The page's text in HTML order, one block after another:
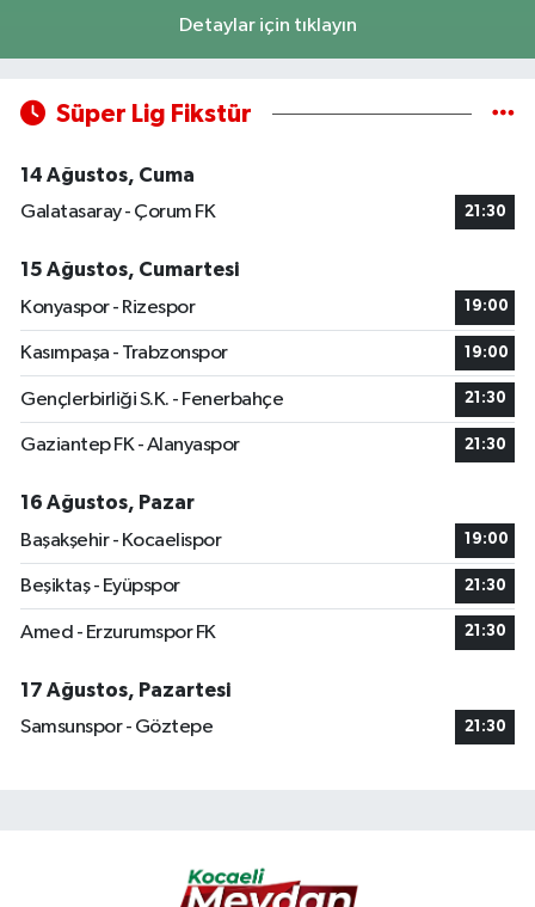
Detaylar için tıklayın
Süper Lig Fikstür
14 Ağustos, Cuma
Galatasaray - Çorum FK
21:30
15 Ağustos, Cumartesi
Konyaspor - Rizespor
19:00
Kasımpaşa - Trabzonspor 19:00
Gençlerbirliği S.K. - Fenerbahçe 21:30
Gaziantep FK - Alanyaspor 21:30
16 Ağustos, Pazar
Başakşehir - Kocaelispor
19:00
Beşiktaş - Eyüpspor 21:30
Amed - Erzurumspor FK 21:30
17 Ağustos, Pazartesi
Samsunspor - Göztepe
21:30